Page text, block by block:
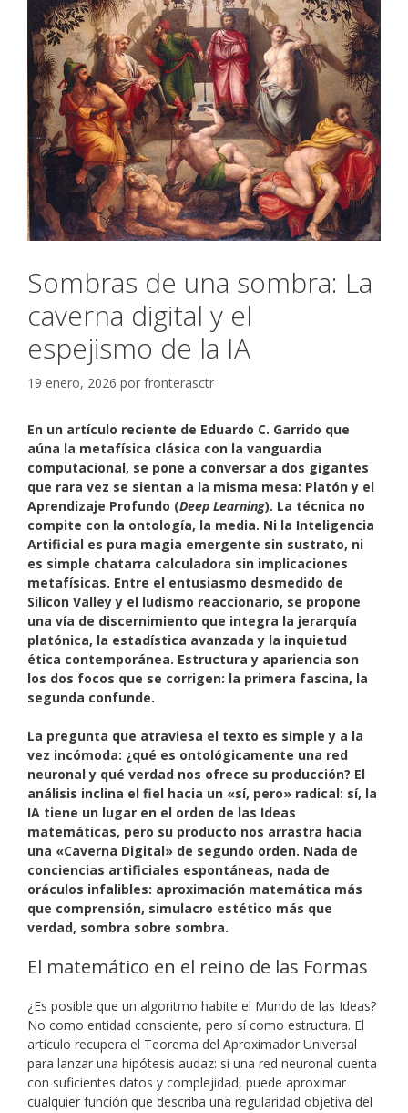
Sombras de una sombra: La
caverna digital y el
espejismo de la IA
19 enero, 2026 por fronterasctr
En un artículo reciente de Eduardo C. Garrido que
aúna la metafísica clásica con la vanguardia
computacional, se pone a conversar a dos gigantes
que rara vez se sientan a la misma mesa: Platón y el
Aprendizaje Profundo (Deep Learning). La técnica no
compite con la ontología, la media. Ni la Inteligencia
Artificial es pura magia emergente sin sustrato, ni
es simple chatarra calculadora sin implicaciones
metafísicas. Entre el entusiasmo desmedido de
Silicon Valley y el ludismo reaccionario, se propone
una vía de discernimiento que integra la jerarquía
platónica, la estadística avanzada y la inquietud
ética contemporánea. Estructura y apariencia son
los dos focos que se corrigen: la primera fascina, la
segunda confunde.
La pregunta que atraviesa el texto es simple y a la
vez incómoda: ¿qué es ontológicamente una red
neuronal y qué verdad nos ofrece su producción? El
análisis inclina el fiel hacia un «sí, pero» radical: sí, la
IA tiene un lugar en el orden de las Ideas
matemáticas, pero su producto nos arrastra hacia
una «Caverna Digital» de segundo orden. Nada de
conciencias artificiales espontáneas, nada de
oráculos infalibles: aproximación matemática más
que comprensión, simulacro estético más que
verdad, sombra sobre sombra.
El matemático en el reino de las Formas
¿Es posible que un algoritmo habite el Mundo de las Ideas?
No como entidad consciente, pero sí como estructura. El
artículo recupera el Teorema del Aproximador Universal
para lanzar una hipótesis audaz: si una red neuronal cuenta
con suficientes datos y complejidad, puede aproximar
cualquier función que describa una regularidad objetiva del